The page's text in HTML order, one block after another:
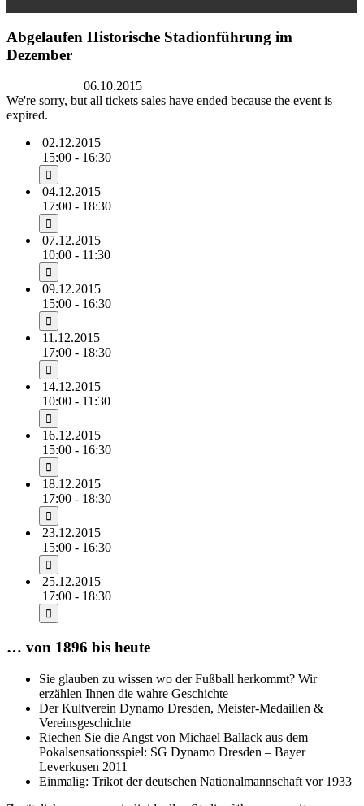
Abgelaufen Historische Stadionführung im
Dezember
06.10.2015
We're sorry, but all tickets sales have ended because the event is
expired.
02.12.2015
15:00 - 16:30
04.12.2015
17:00 - 18:30
07.12.2015
10:00 - 11:30
09.12.2015
15:00 - 16:30
11.12.2015
17:00 - 18:30
14.12.2015
10:00 - 11:30
16.12.2015
15:00 - 16:30
18.12.2015
17:00 - 18:30
23.12.2015
15:00 - 16:30
25.12.2015
17:00 - 18:30
… von 1896 bis heute
Sie glauben zu wissen wo der Fußball herkommt? Wir
erzählen Ihnen die wahre Geschichte
Der Kultverein Dynamo Dresden, Meister-Medaillen &
Vereinsgeschichte
Riechen Sie die Angst von Michael Ballack aus dem
Pokalsensationsspiel: SG Dynamo Dresden – Bayer
Leverkusen 2011
Einmalig: Trikot der deutschen Nationalmannschaft vor 1933